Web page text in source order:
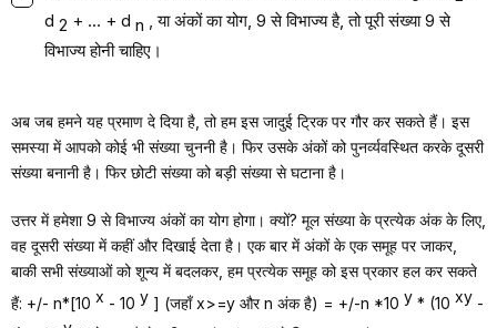
d 2 + ... + d n , या अंकों का योग, 9 से विभाज्य है, तो पूरी संख्या 9 से
विभाज्य होनी चाहिए।
अब जब हमने यह प्रमाण दे दिया है, तो हम इस जादुई ट्रिक पर गौर कर सकते हैं। इस
समस्या में आपको कोई भी संख्या चुननी है। फिर उसके अंकों को पुनर्व्यवस्थित करके दूसरी
संख्या बनानी है। फिर छोटी संख्या को बड़ी संख्या से घटाना है।
उत्तर में हमेशा 9 से विभाज्य अंकों का योग होगा। क्यों? मूल संख्या के प्रत्येक अंक के लिए,
वह दूसरी संख्या में कहीं और दिखाई देता है। एक बार में अंकों के एक समूह पर जाकर,
बाकी सभी संख्याओं को शून्य में बदलकर, हम प्रत्येक समूह को इस प्रकार हल कर सकते
हैं: +/- n*[10 x - 10 y ] (जहाँ x>=y और n अंक है) = +/-n *10 y * (10 xy -